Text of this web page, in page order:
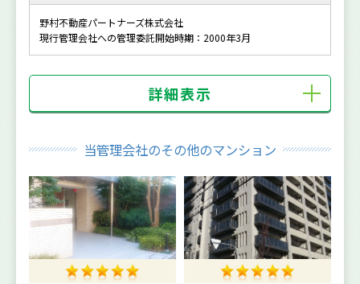
野村不動産パートナーズ株式会社
現行管理会社への管理委託開始時期：2000年3月
詳細表示
当管理会社のその他のマンション